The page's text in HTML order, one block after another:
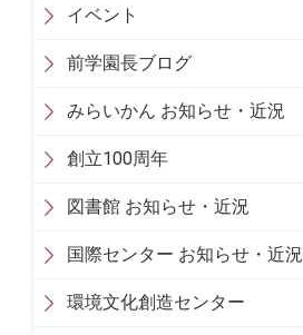
イベント
前学園長ブログ
みらいかん お知らせ・近況
創立100周年
図書館 お知らせ・近況
国際センター お知らせ・近況
環境文化創造センター